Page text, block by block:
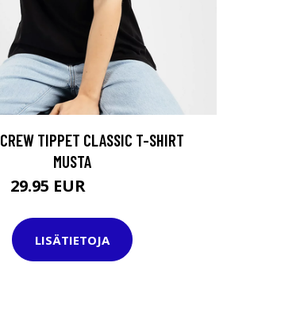
TIPPET CLASSIC T-SHIRT
MUSTA
29.95 EUR
LISÄTIETOJA